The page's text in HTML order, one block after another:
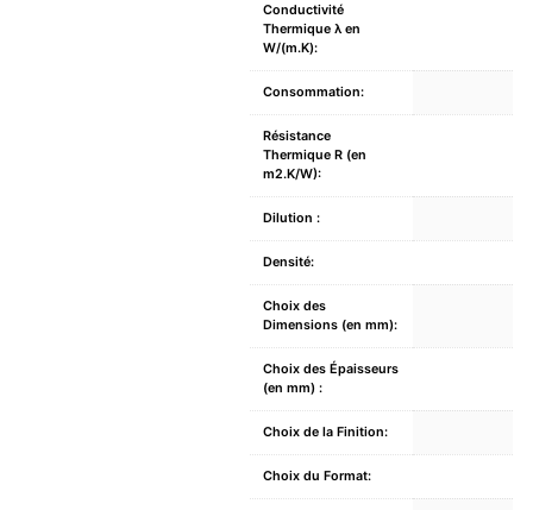
Conductivité
Thermique λ en
W/(m.K):
Consommation:
Résistance
Thermique R (en
m2.K/W):
Dilution :
Densité:
Choix des
Dimensions (en mm):
Choix des Épaisseurs
(en mm) :
Choix de la Finition:
Choix du Format: